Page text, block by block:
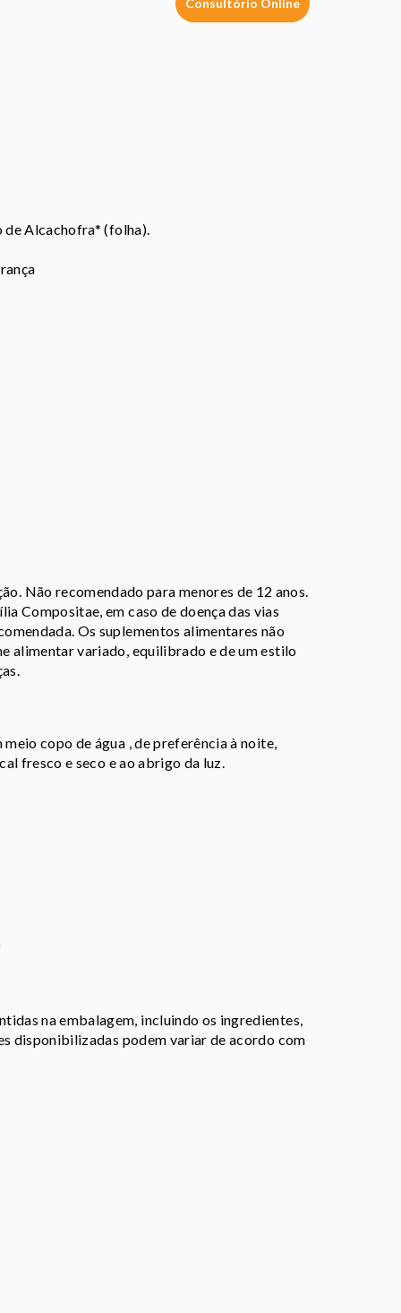
Consultório Online
Alcachofra* (folha).
Não recomendado para menores de 12 anos.
Compositae, em caso de doença das vias
Os suplementos alimentares não
alimentar variado, equilibrado e de um estilo
copo de água , de preferência à noite,
fresco e seco e ao abrigo da luz.
na embalagem, incluindo os ingredientes,
disponibilizadas podem variar de acordo com